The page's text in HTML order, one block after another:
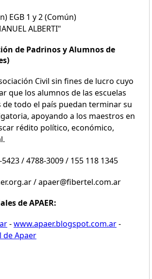
EGB 1 y 2 (Común)
ALBERTI"
de Padrinos y Alumnos de
Civil sin fines de lucro cuyo
que los alumnos de las escuelas
de todo el país puedan terminar su
apoyando a los maestros en
rédito político, económico,
/ 4788-3009 / 155 118 1345
/ apaer@fibertel.com.ar
de APAER:
-www.apaer.blogspot.com.ar-
de Apaer